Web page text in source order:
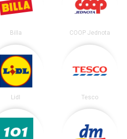
Billa COOP Jednota
Lidl Tesco